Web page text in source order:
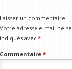
Laisser un commentaire
Votre adresse e-mail ne
indiqués avec *
Commentaire *